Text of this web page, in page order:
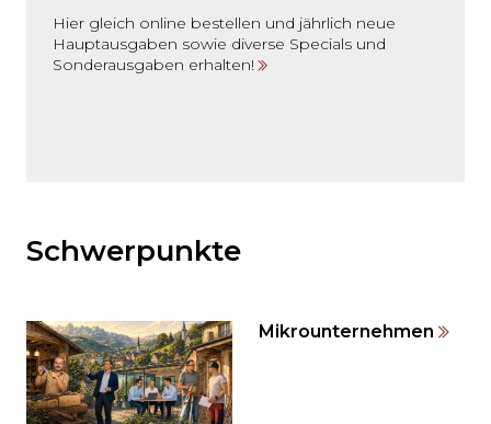
Hier gleich online bestellen und jährlich neue
Hauptausgaben sowie diverse Specials und
Sonderausgaben erhalten!
den
Inhalt
auslassen
und
direkt
Schwerpunkte
Mikrounternehmen